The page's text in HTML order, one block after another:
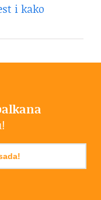
i kako